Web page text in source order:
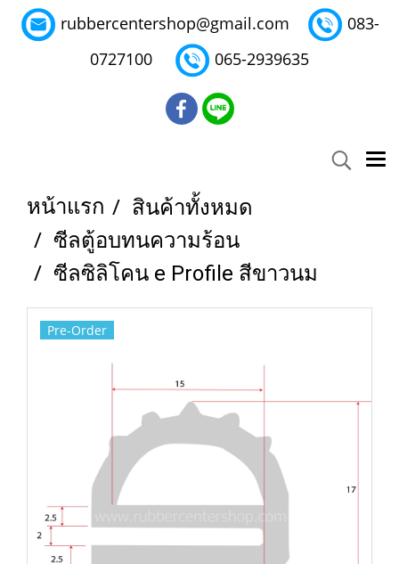
rubbercentershop@gmail.com
083-
0727100
065-2939635
หน้าแรก
สินค้าทั้งหมด
ซีลตู้อบทนความร้อน
ซีลซิลิโคน e Profile สีขาวนม
Pre-Order